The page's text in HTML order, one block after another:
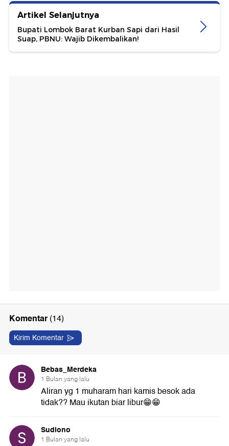
Artikel Selanjutnya
Bupati Lombok Barat Kurban Sapi dari Hasil
Suap, PBNU: Wajib Dikembalikan!